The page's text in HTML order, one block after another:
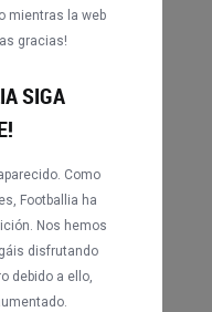
Catalunya
mientras la web
gracias!
SIGA
Como
Footballia ha
Nos hemos
disfrutando
debido a ello,